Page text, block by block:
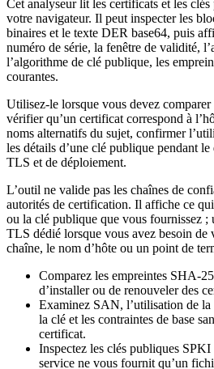
Cet analyseur lit les certificats et les
votre navigateur. Il peut inspecter les
binaires et le texte DER base64, puis
numéro de série, la fenêtre de validité,
l’algorithme de clé publique, les
courantes.
Utilisez-le lorsque vous devez comparer
vérifier qu’un certificat correspond à
noms alternatifs du sujet, confirmer
les détails d’une clé publique pendant
TLS et de déploiement.
L’outil ne valide pas les chaînes de
autorités de certification. Il affiche ce
ou la clé publique que vous fournissez ;
TLS dédié lorsque vous avez besoin de
chaîne, le nom d’hôte ou un point de
Comparez les empreintes SHA-
d’installer ou de renouveler des
Examinez SAN, l’utilisation de la
la clé et les contraintes de base
certificat.
Inspectez les clés publiques SPKI
service ne vous fournit qu’un